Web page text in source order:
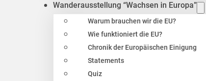
Wanderausstellung “Wachsen in Europa”
Warum brauchen wir die EU?
Wie funktioniert die EU?
Chronik der Europäischen Einigung
Statements
Quiz